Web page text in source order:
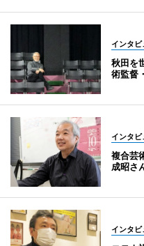
インタビ
秋田を
術監督
インタビ
複合芸
成昭さ
インタビ